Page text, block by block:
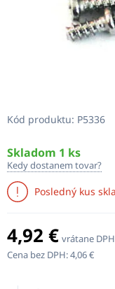
Kód produktu: P5336
Skladom 1 ks
Kedy dostanem tovar?
Posledný kus
4,92 € vrátane DPH
Cena bez DPH:4,06 €